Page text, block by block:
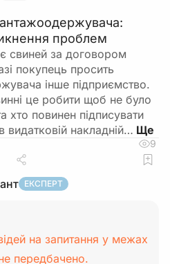
проблем
свиней за договором
покупець просить
інше підприємство.
це робити щоб не було
хто повинен підписувати
накладній…
9
ЕКСПЕРТ
на запитання у межах
передбачено.